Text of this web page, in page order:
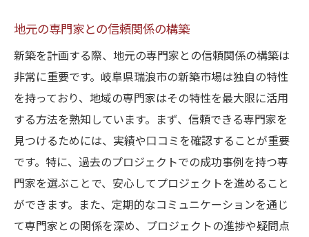
耐久性とメンテナンス性を重視した選択
環境負荷を考慮した建材の選定
流行に左右されない建材の選び方
専門家の意見を取り入れた建材選定
瑞浪市の新築住宅で増加する耐震設計の重要性
地元で支持される耐震設計の実例
耐震設計がもたらす安心と安全
未来を見据えた耐震技術の進化
耐震設計のコストとその価値
地元の専門家との信頼関係の構築
新築を計画する際、地元の専門家との信頼関係の構築は
非常に重要です。岐阜県瑞浪市の新築市場は独自の特性
を持っており、地域の専門家はその特性を最大限に活用
する方法を熟知しています。まず、信頼できる専門家を
見つけるためには、実績や口コミを確認することが重要
です。特に、過去のプロジェクトでの成功事例を持つ専
門家を選ぶことで、安心してプロジェクトを進めること
ができます。また、定期的なコミュニケーションを通じ
て専門家との関係を深め、プロジェクトの進捗や疑問点